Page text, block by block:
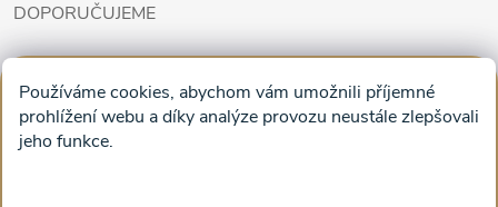
Používáme cookies, abychom vám umožnili příjemné
prohlížení webu a díky analýze provozu neustále zlepšovali
jeho funkce.
DOPORUČUJEME
Obrazy na plátně na zeď a stěnu do obýváku
Facebook